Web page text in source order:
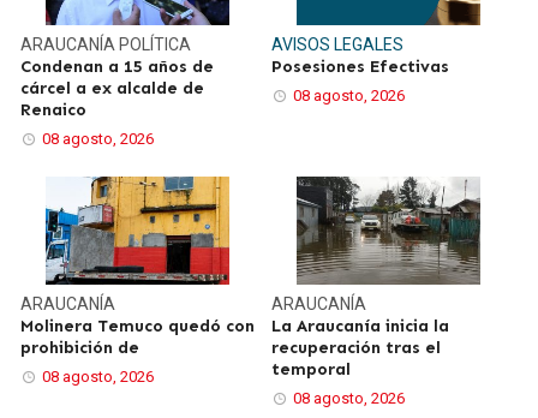
ARAUCANÍA POLÍTICA
Condenan a 15 años de
cárcel a ex alcalde de
Renaico
08 agosto, 2026
AVISOS LEGALES
Posesiones Efectivas
08 agosto, 2026
ARAUCANÍA
Molinera Temuco quedó con
prohibición de
08 agosto, 2026
ARAUCANÍA
La Araucanía inicia la
recuperación tras el
temporal
08 agosto, 2026